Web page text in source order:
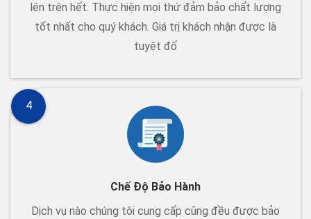
lên trên hết. Thực hiện mọi thứ đảm bảo chất lượng
tốt nhất cho quý khách. Giá trị khách nhận được là
tuyệt đố
Chế Độ Bảo Hành
Dịch vụ nào chúng tôi cung cấp cũng đều được bảo
4